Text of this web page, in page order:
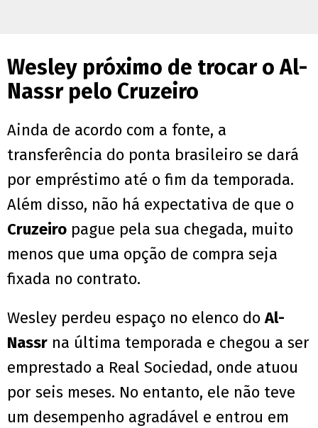
Wesley próximo de trocar o Al-
Nassr pelo Cruzeiro
Ainda de acordo com a fonte, a
transferência do ponta brasileiro se dará
por empréstimo até o fim da temporada.
Além disso, não há expectativa de que o
Cruzeiro pague pela sua chegada, muito
menos que uma opção de compra seja
fixada no contrato.
Wesley perdeu espaço no elenco doAl-
Nassr na última temporada e chegou a ser
emprestado a Real Sociedad, onde atuou
por seis meses. No entanto, ele não teve
um desempenho agradável e entrou em